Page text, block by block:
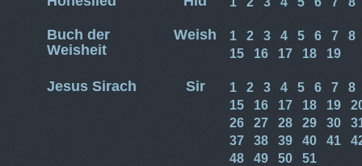
Buch der
Weisheit
Weish 1 2 3 4 5 6 7
8
15
16 17 18 19
Jesus Sirach Sir 1 2 3 4 5 6 7
8
15
16 17 18 19
26
27 28 29 30
37
38 39 40 41
48
49 50 51